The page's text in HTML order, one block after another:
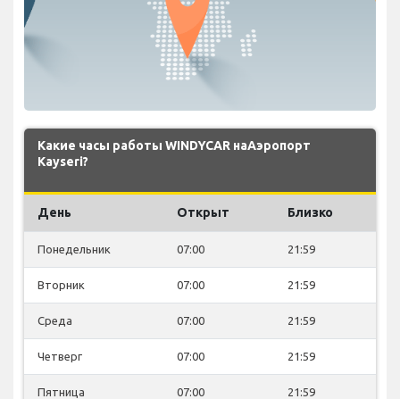
Какие часы работы WINDYCAR наАэропорт
Kayseri?
День Открыт Близко
Понедельник 07:00 21:59
Вторник 07:00 21:59
Среда 07:00 21:59
Четверг 07:00 21:59
Пятница 07:00 21:59